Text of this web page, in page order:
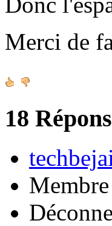
Merci de
18
Membre